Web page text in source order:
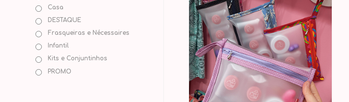
Casa
DESTAQUE
Frasqueiras e Nécessaires
Infantil
Kits e Conjuntinhos
PROMO